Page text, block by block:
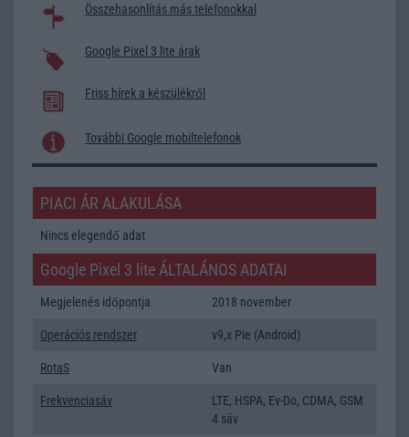
Összehasonlítás más telefonokkal
Google Pixel 3 lite árak
Friss hírek a készülékről
További Google mobiltelefonok
PIACI ÁR ALAKULÁSA
Nincs elegendő adat
Google Pixel 3 lite ÁLTALÁNOS ADATAI
Megjelenés időpontja 2018 november
Operációs rendszer v9,x Pie (Android)
RotaS Van
Frekvenciasáv
LTE, HSPA, Ev-Do, CDMA, GSM
4 sáv